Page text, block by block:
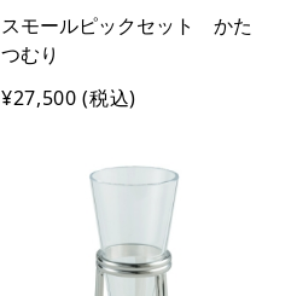
スモールピックセット かた
つむり
¥27,500 (税込)